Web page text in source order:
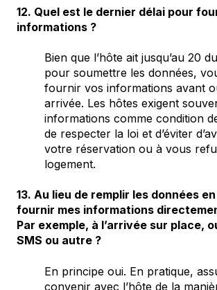
12. Quel est le dernier délai pour
informations ?
Bien que l’hôte ait jusqu’au 20
pour soumettre les données,
fournir vos informations avant
arrivée. Les hôtes exigent
informations comme condition
de respecter la loi et d’éviter
votre réservation ou à vous
logement.
13. Au lieu de remplir les données
fournir mes informations
Par exemple, à l’arrivée sur place,
SMS ou autre ?
En principe oui. En pratique,
convenir avec l’hôte de la